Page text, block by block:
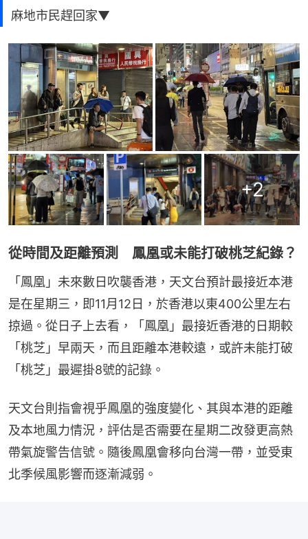
麻地市民趕回家▼
+2
從時間及距離預測 鳳凰或未能打破桃芝紀錄？
「鳳凰」未來數日吹襲香港，天文台預計最接近本港
是在星期三，即11月12日，於香港以東400公里左右
掠過。從日子上去看，「鳳凰」最接近香港的日期較
「桃芝」早兩天，而且距離本港較遠，或許未能打破
「桃芝」最遲掛8號的記錄。
天文台則指會視乎鳳凰的強度變化、其與本港的距離
及本地風力情況，評估是否需要在星期二改發更高熱
帶氣旋警告信號。隨後鳳凰會移向台灣一帶，並受東
北季候風影響而逐漸減弱。